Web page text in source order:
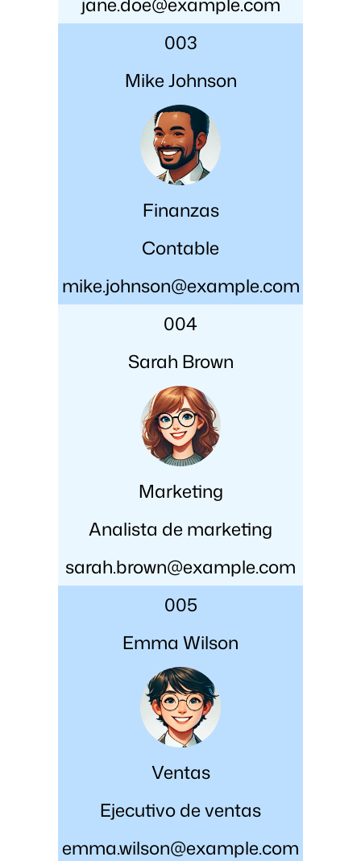
003
Mike Johnson
Finanzas
Contable
mike.johnson@example.com
004
Sarah Brown
Marketing
Analista de marketing
sarah.brown@example.com
005
Emma Wilson
Ventas
Ejecutivo de ventas
emma.wilson@example.com